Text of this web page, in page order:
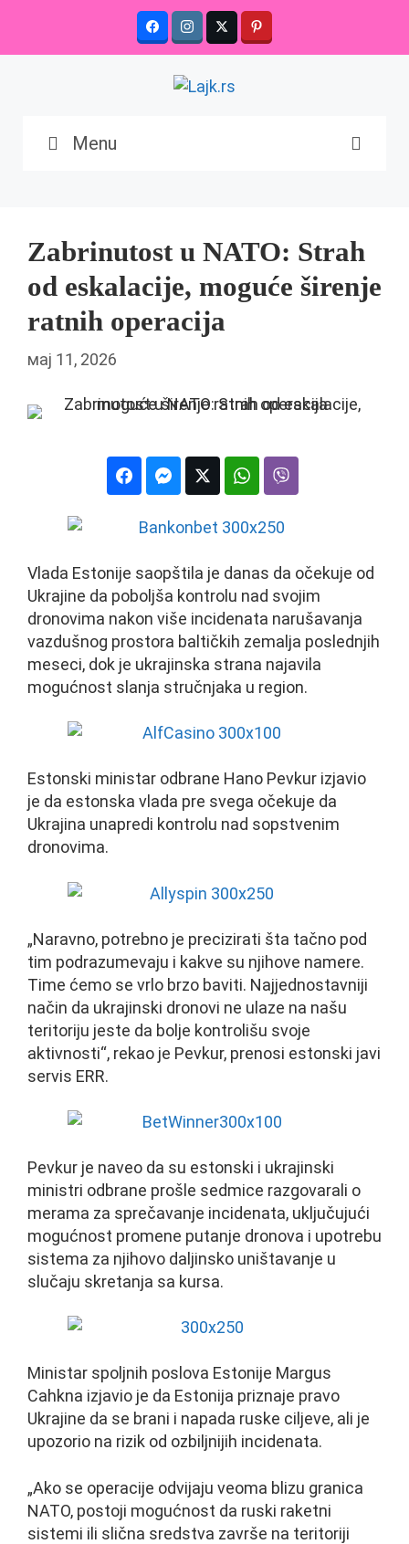
content
Menu
Zabrinutost u NATO: Strah
od eskalacije, moguće širenje
ratnih operacija
мај 11, 2026
Vlada Estonije saopštila je danas da očekuje od
Ukrajine da poboljša kontrolu nad svojim
dronovima nakon više incidenata narušavanja
vazdušnog prostora baltičkih zemalja poslednjih
meseci, dok je ukrajinska strana najavila
mogućnost slanja stručnjaka u region.
Estonski ministar odbrane Hano Pevkur izjavio
je da estonska vlada pre svega očekuje da
Ukrajina unapredi kontrolu nad sopstvenim
dronovima.
„Naravno, potrebno je precizirati šta tačno pod
tim podrazumevaju i kakve su njihove namere.
Time ćemo se vrlo brzo baviti. Najjednostavniji
način da ukrajinski dronovi ne ulaze na našu
teritoriju jeste da bolje kontrolišu svoje
aktivnosti“, rekao je Pevkur, prenosi estonski javi
servis ERR.
Pevkur je naveo da su estonski i ukrajinski
ministri odbrane prošle sedmice razgovarali o
merama za sprečavanje incidenata, uključujući
mogućnost promene putanje dronova i upotrebu
sistema za njihovo daljinsko uništavanje u
slučaju skretanja sa kursa.
Ministar spoljnih poslova Estonije Margus
Cahkna izjavio je da Estonija priznaje pravo
Ukrajine da se brani i napada ruske ciljeve, ali je
upozorio na rizik od ozbiljnijih incidenata.
„Ako se operacije odvijaju veoma blizu granica
NATO, postoji mogućnost da ruski raketni
sistemi ili slična sredstva završe na teritoriji